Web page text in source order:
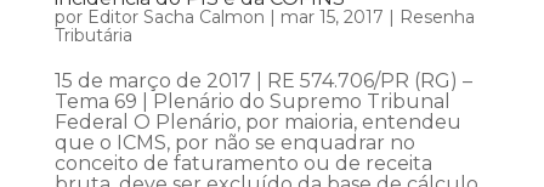
por Editor Sacha Calmon | mar 15, 2017 | Resenha
Tributária
15 de março de 2017 | RE 574.706/PR (RG) –
Tema 69 | Plenário do Supremo Tribunal
Federal O Plenário, por maioria, entendeu
que o ICMS, por não se enquadrar no
conceito de faturamento ou de receita